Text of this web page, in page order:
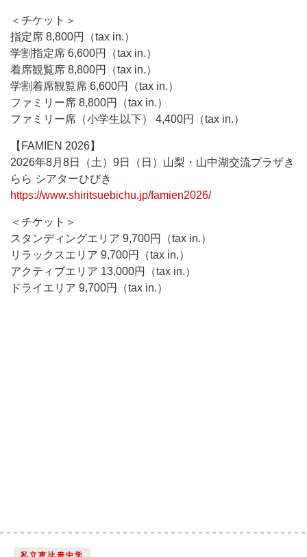
＜チケット＞
指定席 8,800円（tax in.）
学割指定席 6,600円（tax in.）
着席観覧席 8,800円（tax in.）
学割着席観覧席 6,600円（tax in.）
ファミリー席 8,800円（tax in.）
ファミリー席（小学生以下） 4,400円（tax in.）
【FAMIEN 2026】
2026年8月8日（土）9日（日）山梨・山中湖交流プラザき
らら シアターひびき
https://www.shiritsuebichu.jp/famien2026/
＜チケット＞
スタンディングエリア 9,700円（tax in.）
リラックスエリア 9,700円（tax in.）
アクティブエリア 13,000円（tax in.）
ドライエリア 9,700円（tax in.）
私立恵比寿中学